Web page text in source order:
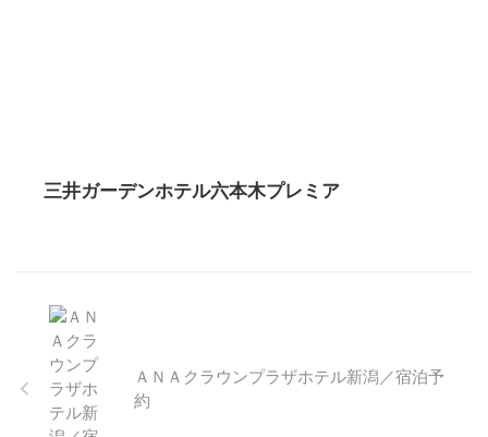
三井ガーデンホテル六本木プレミア
ＡＮＡクラウンプラザホテル新潟／宿泊予
約